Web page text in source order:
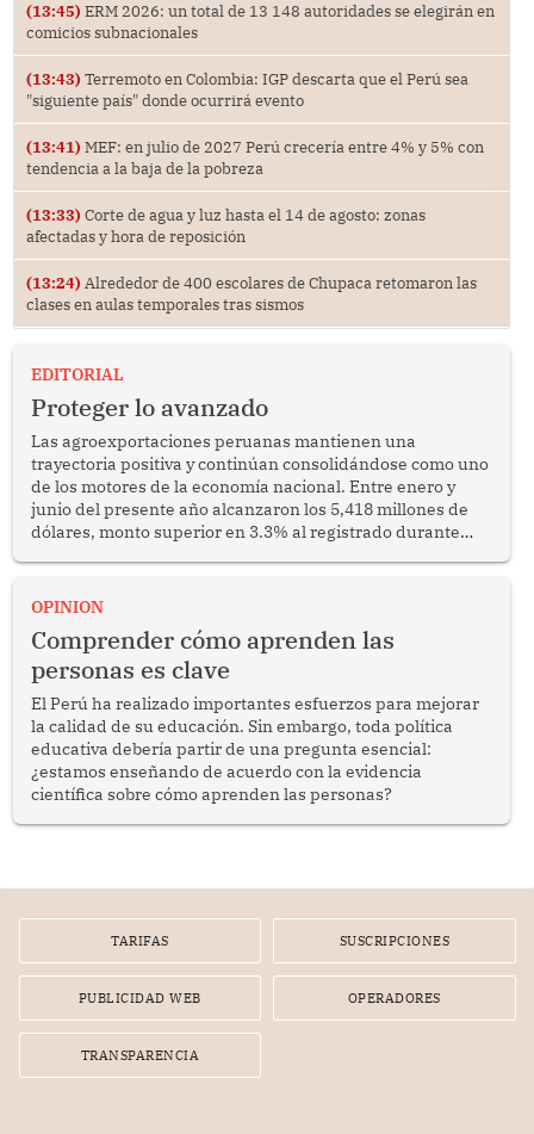
(13:45) ERM 2026: un total de 13 148 autoridades se elegirán en
comicios subnacionales
(13:43) Terremoto en Colombia: IGP descarta que el Perú sea
"siguiente país" donde ocurrirá evento
(13:41) MEF: en julio de 2027 Perú crecería entre 4% y 5% con
tendencia a la baja de la pobreza
(13:33) Corte de agua y luz hasta el 14 de agosto: zonas
afectadas y hora de reposición
(13:24) Alrededor de 400 escolares de Chupaca retomaron las
clases en aulas temporales tras sismos
EDITORIAL
Proteger lo avanzado
Las agroexportaciones peruanas mantienen una
trayectoria positiva y continúan consolidándose como uno
de los motores de la economía nacional. Entre enero y
junio del presente año alcanzaron los 5,418 millones de
dólares, monto superior en 3.3% al registrado durante
competir en los mercados internacionales y generar
país.
OPINION
Comprender cómo aprenden las
personas es clave
El Perú ha realizado importantes esfuerzos para mejorar
la calidad de su educación. Sin embargo, toda política
educativa debería partir de una pregunta esencial:
¿estamos enseñando de acuerdo con la evidencia
científica sobre cómo aprenden las personas?
TARIFAS SUSCRIPCIONES
PUBLICIDAD WEB OPERADORES
TRANSPARENCIA